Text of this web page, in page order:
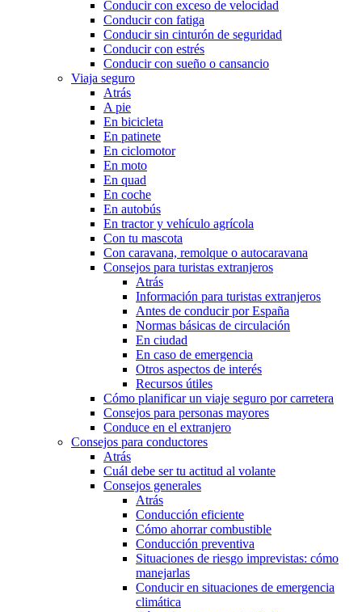
Conducir con exceso de velocidad
Conducir con fatiga
Conducir sin cinturón de seguridad
Conducir con estrés
Conducir con sueño o cansancio
Viaja seguro
Atrás
A pie
En bicicleta
En patinete
En ciclomotor
En moto
En quad
En coche
En autobús
En tractor y vehículo agrícola
Con tu mascota
Con caravana, remolque o autocaravana
Consejos para turistas extranjeros
Atrás
Información para turistas extranjeros
Antes de conducir por España
Normas básicas de circulación
En ciudad
En caso de emergencia
Otros aspectos de interés
Recursos útiles
Cómo planificar un viaje seguro por carretera
Consejos para personas mayores
Conduce en el extranjero
Consejos para conductores
Atrás
Cuál debe ser tu actitud al volante
Consejos generales
Atrás
Conducción eficiente
Cómo ahorrar combustible
Conducción preventiva
Situaciones de riesgo imprevistas: cómo
manejarlas
Conducir en situaciones de emergencia
climática